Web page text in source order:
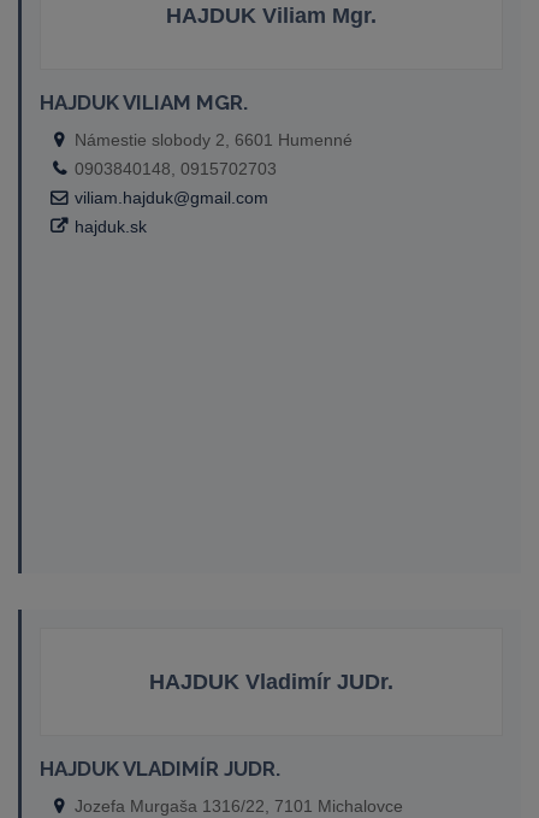
HAJDUK Viliam Mgr.
HAJDUK VILIAM MGR.
Námestie slobody 2, 6601 Humenné
0903840148, 0915702703
viliam.hajduk@gmail.com
hajduk.sk
HAJDUK Vladimír JUDr.
HAJDUK VLADIMÍR JUDR.
Jozefa Murgaša 1316/22, 7101 Michalovce